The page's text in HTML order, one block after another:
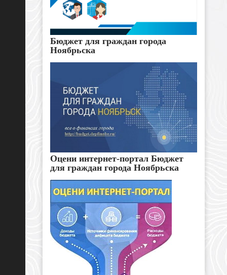
Бюджет для граждан города
Ноябрьска
Оцени интернет-портал Бюджет
для граждан города Ноябрьска